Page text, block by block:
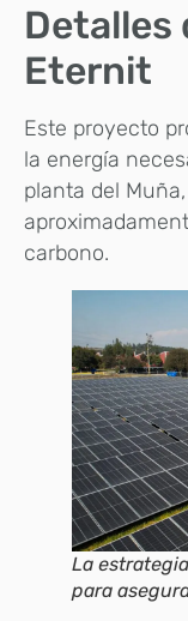
Detalles
Eternit
Este proyecto
la energía
planta del
carbono.
La
para